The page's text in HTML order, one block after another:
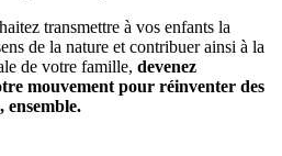
transmettre à vos enfants la
de la nature et contribuer ainsi à la
de votre famille, devenez
mouvement pour réinventer des
ensemble.